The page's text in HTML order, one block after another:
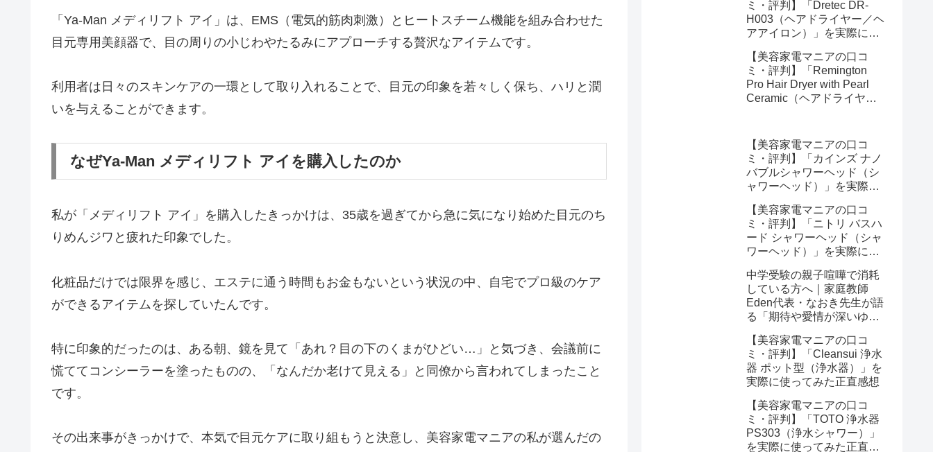
「Ya-Man メディリフト アイ」は、EMS（電気的筋肉刺激）とヒートスチーム機能を組み合わせた
目元専用美顔器で、目の周りの小じわやたるみにアプローチする贅沢なアイテムです。
利用者は日々のスキンケアの一環として取り入れることで、目元の印象を若々しく保ち、ハリと潤
いを与えることができます。
なぜYa-Man メディリフト アイを購入したのか
私が「メディリフト アイ」を購入したきっかけは、35歳を過ぎてから急に気になり始めた目元のち
りめんジワと疲れた印象でした。
化粧品だけでは限界を感じ、エステに通う時間もお金もないという状況の中、自宅でプロ級のケア
ができるアイテムを探していたんです。
特に印象的だったのは、ある朝、鏡を見て「あれ？目の下のくまがひどい…」と気づき、会議前に
慌ててコンシーラーを塗ったものの、「なんだか老けて見える」と同僚から言われてしまったこと
です。
その出来事がきっかけで、本気で目元ケアに取り組もうと決意し、美容家電マニアの私が選んだの
ミ・評判】「Dretec DR-
H003（ヘアドライヤー／ヘ
アアイロン）」を実際に使
【美容家電マニアの口コ
ミ・評判】「Remington
Pro Hair Dryer with Pearl
Ceramic（ヘアドライヤー
【美容家電マニアの口コ
ミ・評判】「カインズ ナノ
バブルシャワーヘッド（シ
ャワーヘッド）」を実際に
【美容家電マニアの口コ
ミ・評判】「ニトリ バスハ
ード シャワーヘッド（シャ
ワーヘッド）」を実際に使
中学受験の親子喧嘩で消耗
している方へ｜家庭教師
Eden代表・なおき先生が語
る「期待や愛情が深いゆえ
と、間に第三者を入れると
いう選び方
【美容家電マニアの口コ
ミ・評判】「Cleansui 浄水
器 ポット型（浄水器）」を
実際に使ってみた正直感想
【美容家電マニアの口コ
ミ・評判】「TOTO 浄水器
PS303（浄水シャワー）」
を実際に使ってみた正直感